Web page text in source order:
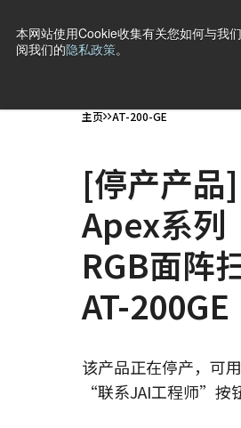
本网站使用Cookie收集有关您如何与我
阅我们的隐私政策。
主页 AT-200-GE
[停产产品]
Apex系列
RGB面阵
AT-200GE
该产品正在停产，可
“联系JAI工程师”按